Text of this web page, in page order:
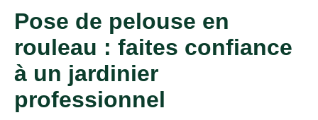
Pose de pelouse en
rouleau : faites confiance
à un jardinier
professionnel